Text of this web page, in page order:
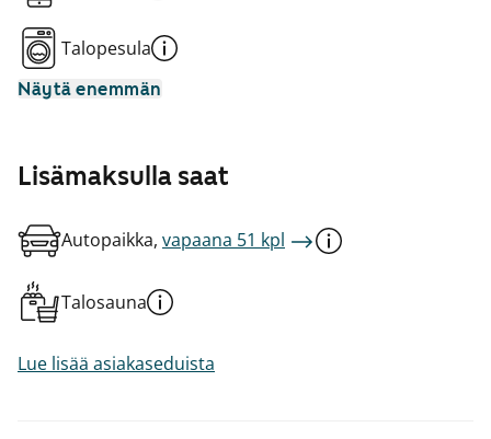
Talopesula
Näytä enemmän
Lisämaksulla saat
Autopaikka, vapaana 51 kpl
Talosauna
Lue lisää asiakaseduista